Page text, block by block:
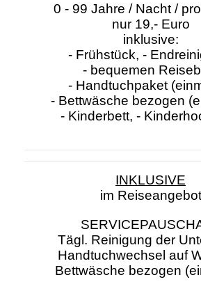
0 - 99 Jahre / Nacht /
nur 19,- Euro
inklusive:
- Frühstück, -
- bequemen
- Handtuchpaket
- Bettwäsche bezogen
- Kinderbett, -
INKLUSIVE
im Reiseangebot
Tägl. Reinigung der
Handtuchwechsel auf
Bettwäsche bezogen